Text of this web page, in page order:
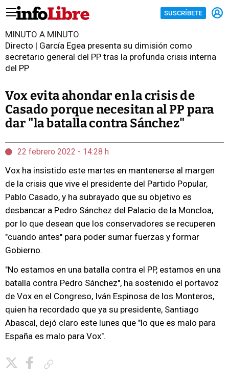
SUSCRÍBETE
MINUTO A MINUTO
Directo | García Egea presenta su dimisión como
secretario general del PP tras la profunda crisis interna
del PP
Vox evita ahondar en la crisis de
Casado porque necesitan al PP para
dar "la batalla contra Sánchez"
22 febrero 2022 - 14:28 h
Vox ha insistido este martes en mantenerse al margen
de la crisis que vive el presidente del Partido Popular,
Pablo Casado, y ha subrayado que su objetivo es
desbancar a Pedro Sánchez del Palacio de la Moncloa,
por lo que desean que los conservadores se recuperen
"cuando antes" para poder sumar fuerzas y formar
Gobierno.
"No estamos en una batalla contra el PP, estamos en una
batalla contra Pedro Sánchez", ha sostenido el portavoz
de Vox en el Congreso, Iván Espinosa de los Monteros,
quien ha recordado que ya su presidente, Santiago
Abascal, dejó claro este lunes que "lo que es malo para
España es malo para Vox".